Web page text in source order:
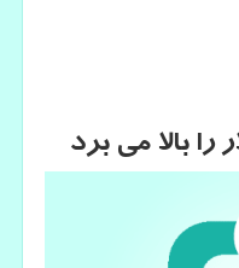
بالا می برد